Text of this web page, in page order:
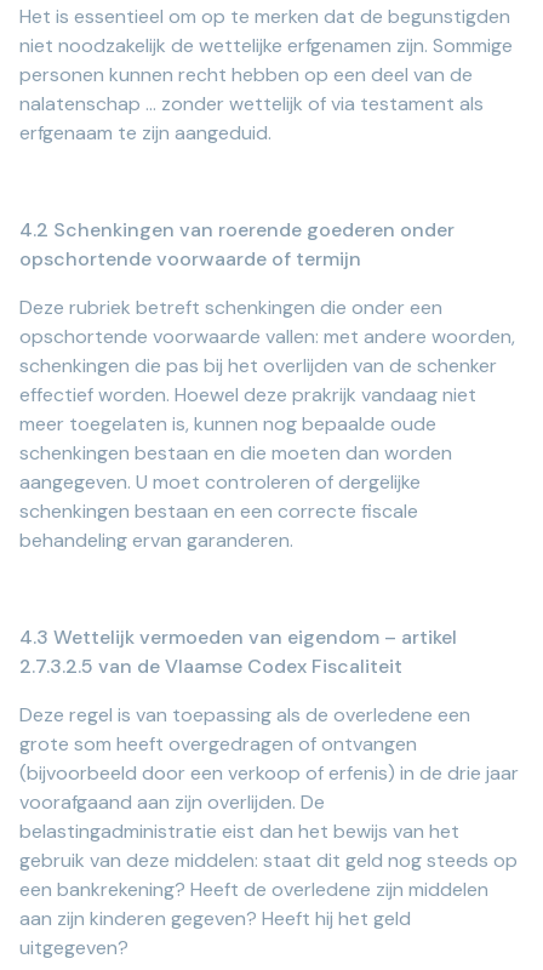
Het is essentieel om op te merken dat de begunstigden
niet noodzakelijk de wettelijke erfgenamen zijn. Sommige
personen kunnen recht hebben op een deel van de
nalatenschap ... zonder wettelijk of via testament als
erfgenaam te zijn aangeduid.
4.2 Schenkingen van roerende goederen onder
opschortende voorwaarde of termijn
Deze rubriek betreft schenkingen die onder een
opschortende voorwaarde vallen: met andere woorden,
schenkingen die pas bij het overlijden van de schenker
effectief worden. Hoewel deze prakrijk vandaag niet
meer toegelaten is, kunnen nog bepaalde oude
schenkingen bestaan en die moeten dan worden
aangegeven. U moet controleren of dergelijke
schenkingen bestaan en een correcte fiscale
behandeling ervan garanderen.
4.3 Wettelijk vermoeden van eigendom – artikel
2.7.3.2.5 van de Vlaamse Codex Fiscaliteit
Deze regel is van toepassing als de overledene een
grote som heeft overgedragen of ontvangen
(bijvoorbeeld door een verkoop of erfenis) in de drie jaar
voorafgaand aan zijn overlijden. De
belastingadministratie eist dan het bewijs van het
gebruik van deze middelen: staat dit geld nog steeds op
een bankrekening? Heeft de overledene zijn middelen
aan zijn kinderen gegeven? Heeft hij het geld
uitgegeven?